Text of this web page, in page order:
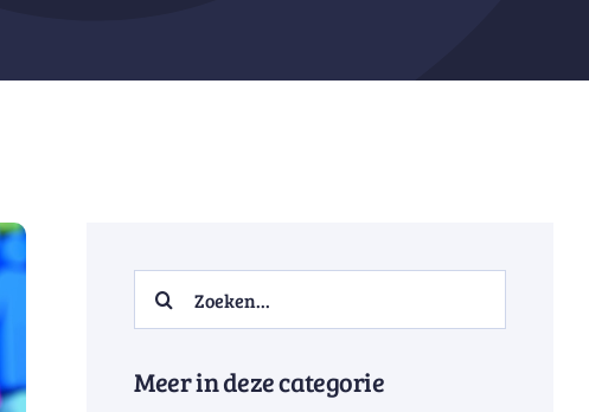
Search
for:
Meer in deze categorie